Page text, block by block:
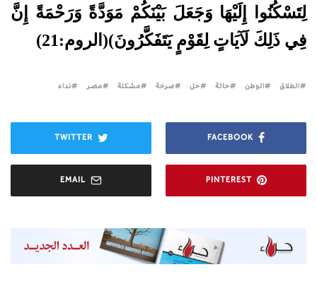
لِتَسْكُنُوا إِلَيْهَا وَجَعَلَ بَيْنَكُمْ مَوَدَّةً وَرَحْمَةً إِنَّ
فِي ذَلِكَ لَآيَاتٍ لِقَوْمٍ يَتَفَكَّرُونَ)(الروم:21)
الطلاق الوطن حالة حل صرخة مشكلة مصر نداء
FACEBOOK
TWITTER
PINTEREST
EMAIL